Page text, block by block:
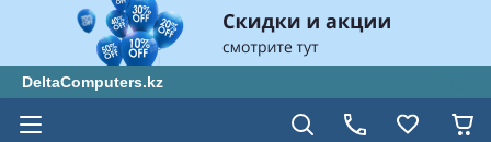
DeltaComputers.kz